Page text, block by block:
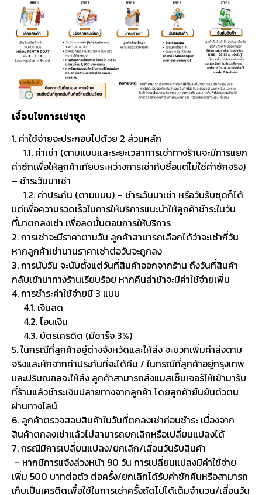
เงื่อนไขการเช่าชุด
1. ค่าใช้จ่ายจะประกอบไปด้วย 2 ส่วนหลัก
1.1. ค่าเช่า (ตามแบบและระยะเวลาการเช่าทางร้านจะมีการแยก
ค่าซักเพื่อให้ลูกค้าเทียบระหว่างการเช่ากับซื้อแต่ไม่ใช่ค่าซักจริง)
– ชำระวันมาเช่า
1.2. ค่าประกัน (ตามแบบ) – ชำระวันมาเช่า หรือวันรับชุดก็ได้
แต่เพื่อความรวดเร็วในการให้บริการแนะนำให้ลูกค้าชำระในวัน
ที่มาตกลงเช่า เพื่อลดขั้นตอนการให้บริการ
2. การเช่าจะมีราคาตามวัน ลูกค้าสามารถเลือกได้ว่าจะเช่ากี่วัน
หากลูกค้าเช่านานราคาเช่าต่อวันจะถูกลง
3. การนับวัน จะนับตั้งแต่วันที่สินค้าออกจากร้าน ถึงวันที่สินค้า
กลับเข้ามาทางร้านเรียบร้อย หากคืนล่าช้าจะมีค่าใช้จ่ายเพิ่ม
4. การชำระค่าใช้จ่ายมี 3 แบบ
4.1. เงินสด
4.2. โอนเงิน
4.3. บัตรเครดิต (มีชาร์จ 3%)
5. ในกรณีที่ลูกค้าอยู่ต่างจังหวัดและให้ส่ง จะบวกเพิ่มค่าส่งตาม
จริงและหักจากค่าประกันที่จะได้คืน / ในกรณีที่ลูกค้าอยู่กรุงเทพ
และปริมณฑลจะให้ส่ง ลูกค้าสามารถส่งแมสเซ็นเจอร์ให้เข้ามารับ
ที่ร้านแล้วชำระเงินปลายทางจากลูกค้า โดยลูกค้ายืนยันตัวตน
ผ่านทางไลน์
6. ลูกค้าตรวจสอบสินค้าในวันที่ตกลงเช่าก่อนชำระ เนื่องจาก
สินค้าตกลงเช่าแล้วไม่สามารถยกเลิกหรือเปลี่ยนแปลงได้
7. กรณีมีการเปลี่ยนแปลง/ยกเลิก/เลื่อนวันรับสินค้า
– หากมีการแจ้งล่วงหน้า 90 วัน การเปลี่ยนแปลงมีค่าใช้จ่าย
เพิ่ม 500 บาทต่อตัว ต่อครั้ง/ยกเลิกได้รับค่าซักคืนหรือสามารถ
เก็บเป็นเครดิตเพื่อใช้ในการเช่าครั้งถัดไปได้เต็มจำนวน/เลื่อนวัน